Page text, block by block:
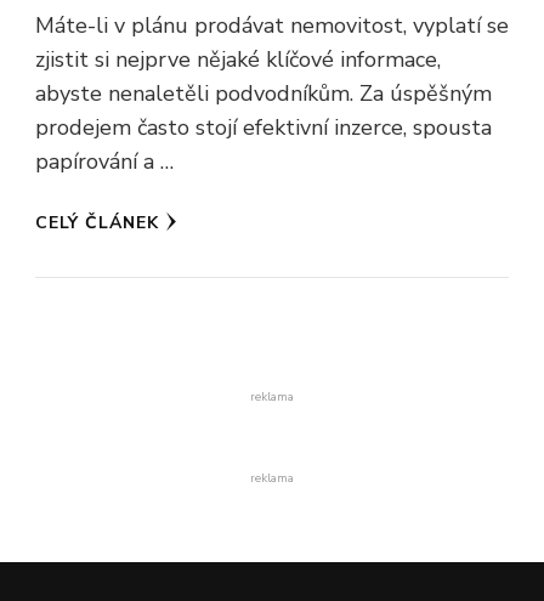
Máte-li v plánu prodávat nemovitost, vyplatí se
zjistit si nejprve nějaké klíčové informace,
abyste nenaletěli podvodníkům. Za úspěšným
prodejem často stojí efektivní inzerce, spousta
papírování a …
CELÝ ČLÁNEK
reklama
reklama